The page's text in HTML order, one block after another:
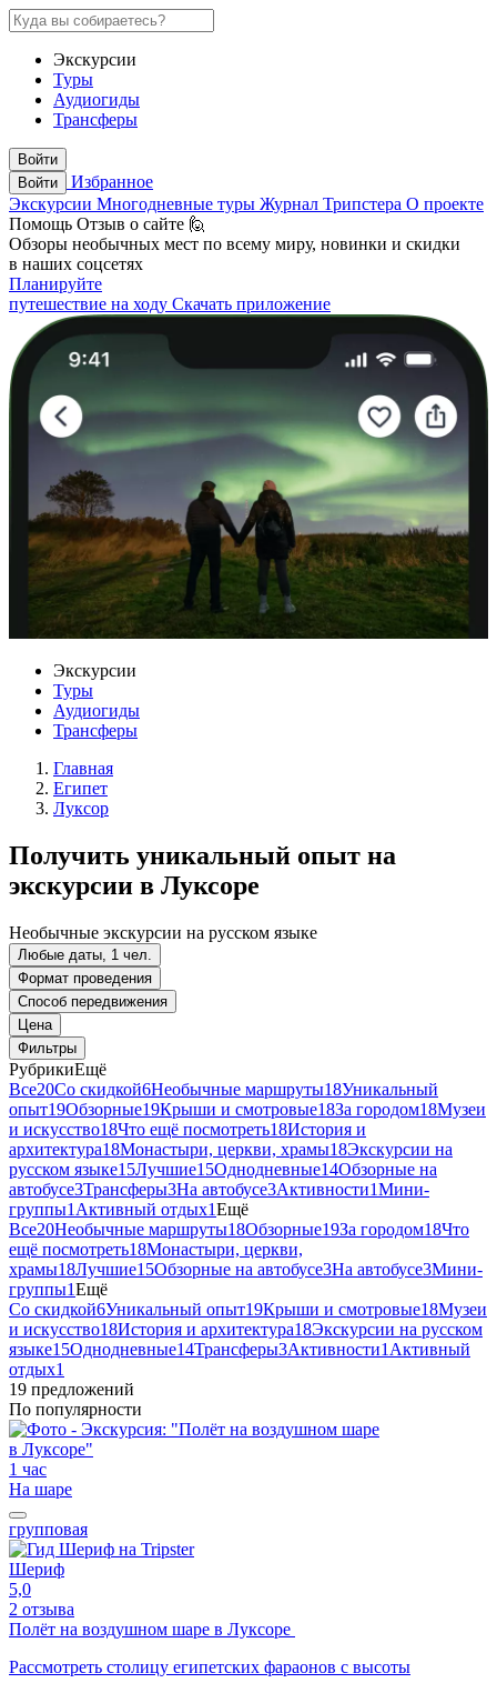
Экскурсии
Туры
Аудиогиды
Трансферы
Войти
Войти
Избранное
Экскурсии Многодневные туры Журнал Трипстера О проекте
Помощь Отзыв о сайте 🙋
Обзоры необычных мест по всему миру, новинки и скидки
в наших соцсетях
Планируйте
путешествие на ходу Скачать приложение
Экскурсии
Туры
Аудиогиды
Трансферы
Главная
Египет
Луксор
Получить уникальный опыт на
экскурсии в Луксоре
Необычные экскурсии на русском языке
Любые даты, 1 чел.
Формат проведения
Способ передвижения
Цена
Фильтры
РубрикиЕщё
Все20Со скидкой6Необычные маршруты18Уникальный
опыт19Обзорные19Крыши и смотровые18За городом18Музеи
и искусство18Что ещё посмотреть18История и
архитектура18Монастыри, церкви, храмы18Экскурсии на
русском языке15Лучшие15Однодневные14Обзорные на
автобусе3Трансферы3На автобусе3Активности1Мини-
группы1 Активный отдых1Ещё
Все20Необычные маршруты18Обзорные19За городом18Что
ещё посмотреть18Монастыри, церкви,
храмы18Лучшие15Обзорные на автобусе3На автобусе3Мини-
группы1Ещё
Со скидкой6Уникальный опыт19Крыши и смотровые18Музеи
и искусство18История и архитектура18Экскурсии на русском
языке15Однодневные14Трансферы3Активности1 Активный
отдых1
19 предложений
По популярности
1 час
На шаре
групповая
Шериф
5,0
2 отзыва
Полёт на воздушном шаре в Луксоре
Рассмотреть столицу египетских фараонов с высоты